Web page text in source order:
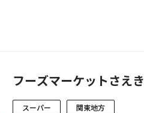
フーズマーケットさえき
スーパー 関東地方